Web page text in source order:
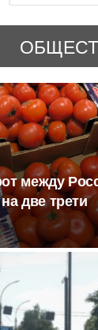
между
две трети